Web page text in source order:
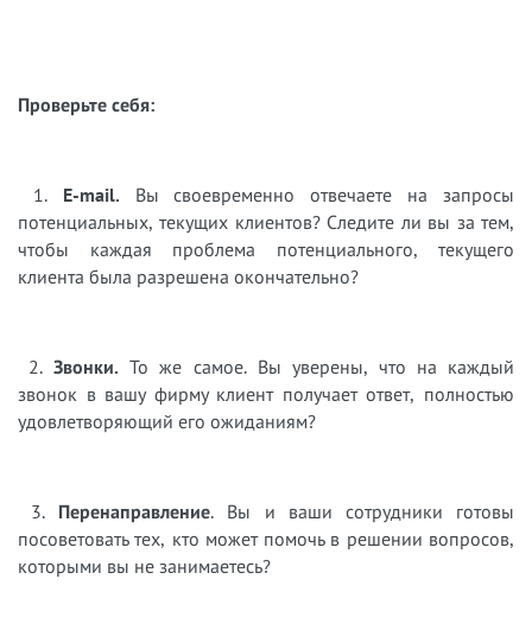
Проверьте себя:
1. E-mail. Вы своевременно отвечаете на запросы
потенциальных, текущих клиентов? Следите ли вы за тем,
чтобы каждая проблема потенциального, текущего
клиента была разрешена окончательно?
2.Звонки. То же самое. Вы уверены, что на каждый
звонок в вашу фирму клиент получает ответ, полностью
удовлетворяющий его ожиданиям?
3. Перенаправление. Вы и ваши сотрудники готовы
посоветовать тех, кто может помочь в решении вопросов,
которыми вы не занимаетесь?